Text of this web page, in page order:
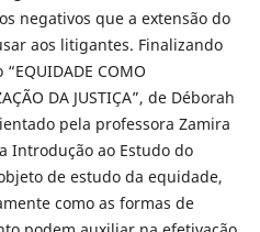
negativos que a extensão do
aos litigantes. Finalizando
COMO
DA JUSTIÇA”, de Déborah
pela professora Zamira
Introdução ao Estudo do
de estudo da equidade,
como as formas de